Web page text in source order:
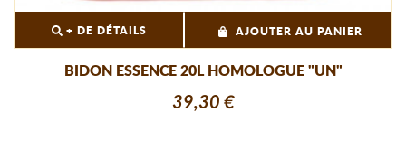
+ DE DÉTAILS AJOUTER AU PANIER
BIDON ESSENCE 20L HOMOLOGUE "UN"
39,30 €